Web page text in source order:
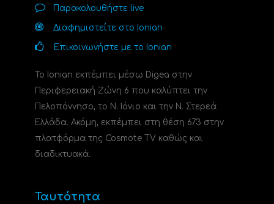
Παρακολουθήστε live
Διαφημιστείτε στο Ionian
Επικοινωνήστε με το Ionian
Το Ionian εκπέμπει μέσω Digea στην
Περιφερειακή Ζώνη 6 που καλύπτει την
Πελοπόννησο, το N. Ιόνιο και την Ν. Στερεά
Ελλάδα. Ακόμη, εκπέμπει στη θέση 673 στην
πλατφόρμα της Cosmote TV καθώς και
διαδικτυακά.
Ταυτότητα